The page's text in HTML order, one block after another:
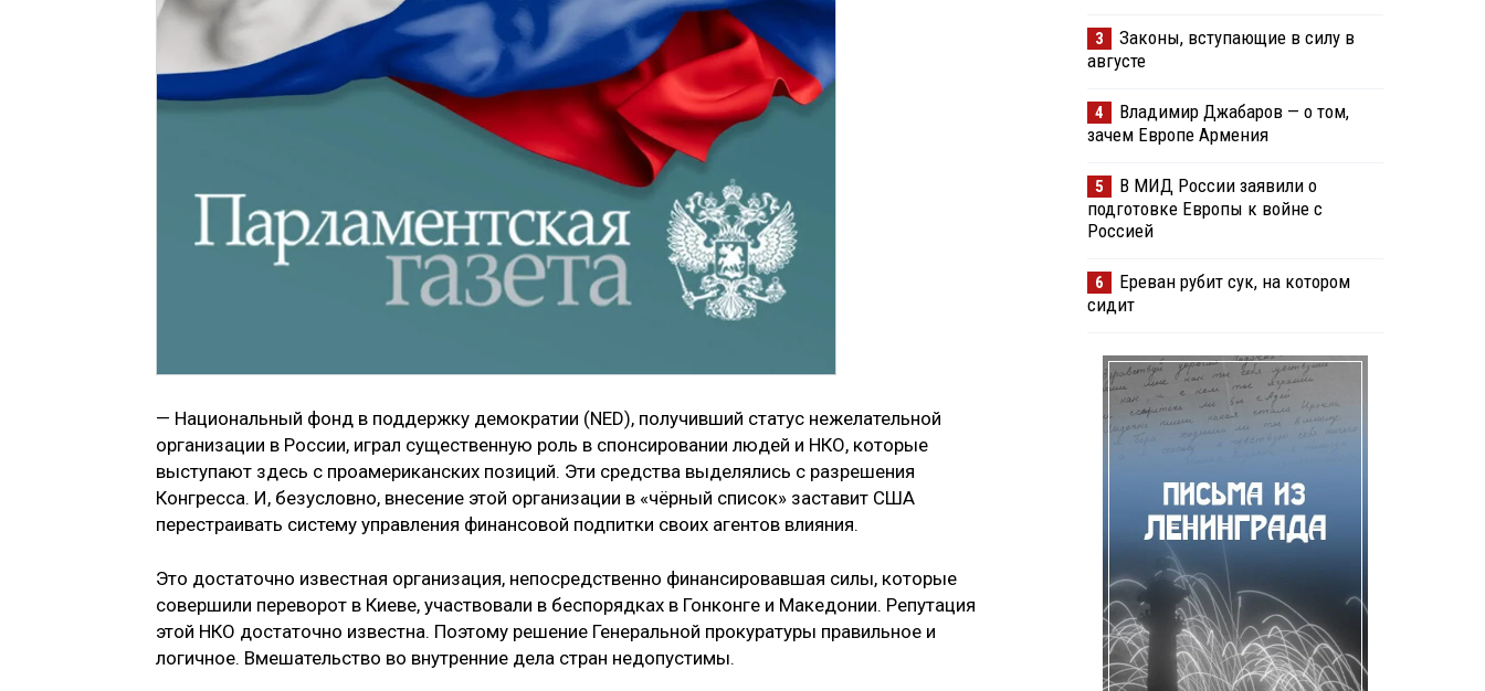
— Национальный фонд в поддержку демократии (NED), получивший статус нежелательной
организации в России, играл существенную роль в спонсировании людей и НКО, которые
выступают здесь с проамериканских позиций. Эти средства выделялись с разрешения
Конгресса. И, безусловно, внесение этой организации в «чёрный список» заставит США
перестраивать систему управления финансовой подпитки своих агентов влияния.
Это достаточно известная организация, непосредственно финансировавшая силы, которые
совершили переворот в Киеве, участвовали в беспорядках в Гонконге и Македонии. Репутация
этой НКО достаточно известна. Поэтому решение Генеральной прокуратуры правильное и
логичное. Вмешательство во внутренние дела стран недопустимы.
3
Законы, вступающие в силу в
августе
4
Владимир Джабаров — о том,
зачем Европе Армения
5
В МИД России заявили о
подготовке Европы к войне с
Россией
6
Ереван рубит сук, на котором
сидит